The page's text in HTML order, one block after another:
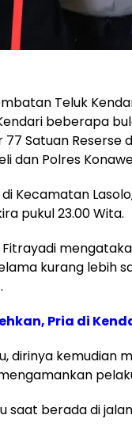
Teluk
beberapa
Satuan Reserse
dan Polres
Kecamatan
pukul 23.00 Wita.
Fitrayadi
kurang lebih
Pria di
dirinya kemudian
berada di